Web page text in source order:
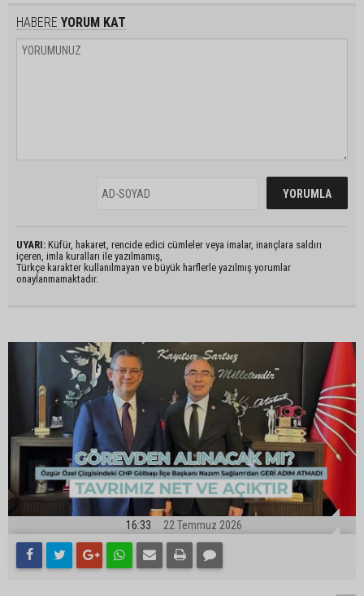
HABERE YORUM KAT
UYARI: Küfür, hakaret, rencide edici cümleler veya imalar, inançlara saldırı
içeren, imla kuralları ile yazılmamış,
Türkçe karakter kullanılmayan ve büyük harflerle yazılmış yorumlar
onaylanmamaktadır.
16:33 22 Temmuz 2026